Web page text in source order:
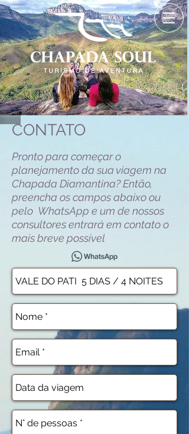
CONTATO
Pronto para começar o
planejamento da sua viagem na
Chapada Diamantina? Então,
preencha os campos abaixo ou
pelo WhatsApp e um de nossos
consultores entrará em contato o
mais breve possível